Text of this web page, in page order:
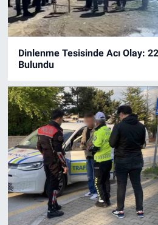
Dinlenme Tesisinde Acı Olay:
Bulundu